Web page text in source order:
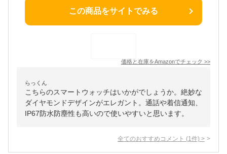
この商品をサイトでみる
価格と在庫をAmazonでチェック >>
らっくん
こちらのスマートウォッチはいかがでしょうか。絶妙な
ダイヤモンドデザインがエレガント。通話や着信通知、
IP67防水防塵性も高いので使いやすいと思います。
全てのおすすめコメント (1 件) >